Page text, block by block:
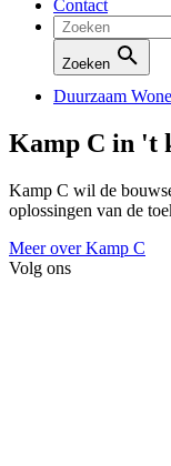
Contact
Zoeken
Duurzaam
Kamp C in 't
Kamp C wil de
oplossingen van de
Meer over Kamp C
Volg ons